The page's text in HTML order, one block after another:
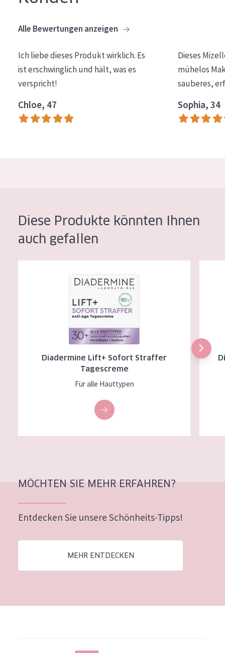
Alle Bewertungen anzeigen
Ich liebe dieses Produkt wirklich. Es
ist erschwinglich und hält, was es
verspricht!
Chloe, 47
Dieses
mühelos
sauberes,
Sophia, 34
Diese Produkte könnten Ihnen
auch gefallen
Diadermine Lift+ Sofort Straffer
Tagescreme
Für alle Hauttypen
MÖCHTEN SIE MEHR ERFAHREN?
Entdecken Sie unsere Schönheits-Tipps!
MEHR ENTDECKEN